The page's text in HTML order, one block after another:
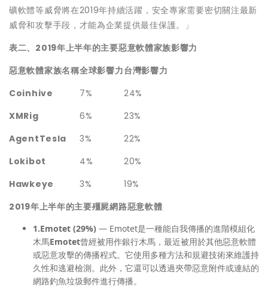
礦軟體等威脅將在2019年持續活躍，安全專家需要密切關注最新
威脅和攻擊手段，才能為企業提供最佳保護。」
表二、 2019年上半年的主要惡意軟體家族影響力
惡意軟體家族名稱全球影響力台灣影響力
Coinhive
7%
24%
XMRig
6%
23%
AgentTesla
3%
22%
Lokibot
4%
20%
Hawkeye
3%
19%
2019年上半年的主要殭屍網路惡意軟體
1.Emotet (29%) — Emotet是一種能自我傳播的進階模組化
木馬Emotet曾經被用作銀行木馬，最近被用於其他惡意軟體
或惡意攻擊的傳播程式。它使用多種方法和規避技術來維護持
久性和逃避檢測。此外，它還可以透過夾帶惡意附件或連結的
網路釣魚垃圾郵件進行傳播。